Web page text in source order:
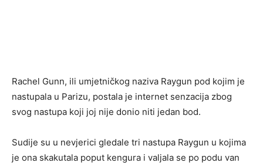
Rachel Gunn, ili umjetničkog naziva Raygun pod kojim je
nastupala u Parizu, postala je internet senzacija zbog
svog nastupa koji joj nije donio niti jedan bod.
Sudije su u nevjerici gledale tri nastupa Raygun u kojima
je ona skakutala poput kengura i valjala se po podu van